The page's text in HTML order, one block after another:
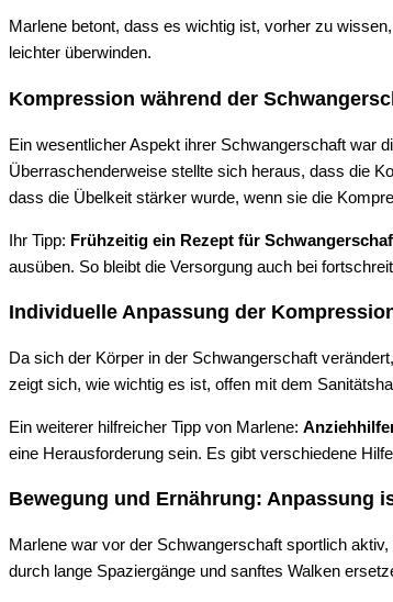
Marlene betont, dass es wichtig ist, vorher zu
leichter überwinden.
Kompression während der
Ein wesentlicher Aspekt ihrer Schwangerschaft war
Überraschenderweise stellte sich heraus, dass die
dass die Übelkeit stärker wurde, wenn sie die
Ihr Tipp: Frühzeitig ein Rezept für
ausüben. So bleibt die Versorgung auch bei
Individuelle Anpassung der
Da sich der Körper in der Schwangerschaft
zeigt sich, wie wichtig es ist, offen mit dem
Ein weiterer hilfreicher Tipp von Marlene:
eine Herausforderung sein. Es gibt verschiedene
Bewegung und Ernährung: Anpassung
Marlene war vor der Schwangerschaft sportlich
durch lange Spaziergänge und sanftes Walken